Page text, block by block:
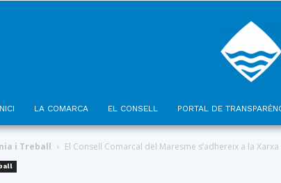
LA COMARCA EL CONSELL PORTAL DE
i Treball El Consell Comarcal del Maresme s’adhereix a la